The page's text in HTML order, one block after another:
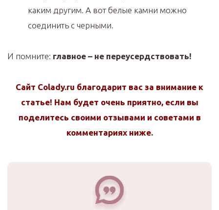
каким другим. А вот белые камни можно
соединить с черными.
И помните: главное – не переусердствовать!
Сайт Colady.ru благодарит вас за внимание к
статье! Нам будет очень приятно, если вы
поделитесь своими отзывами и советами в
комментариях ниже.